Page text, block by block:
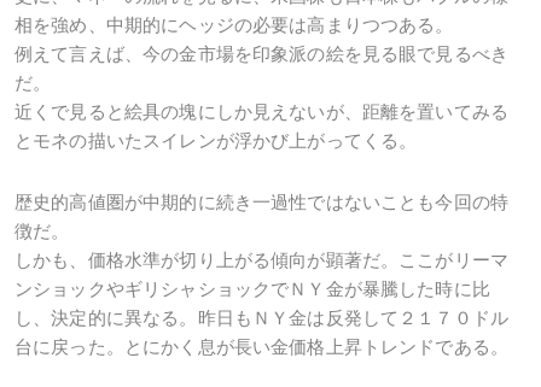
相を強め、中期的にヘッジの必要は高まりつつある。
例えて言えば、今の金市場を印象派の絵を見る眼で見るべき
だ。
近くで見ると絵具の塊にしか見えないが、距離を置いてみる
とモネの描いたスイレンが浮かび上がってくる。
歴史的高値圏が中期的に続き一過性ではないことも今回の特
徴だ。
しかも、価格水準が切り上がる傾向が顕著だ。ここがリーマ
ンショックやギリシャショックでＮＹ金が暴騰した時に比
し、決定的に異なる。昨日もＮＹ金は反発して２１７０ドル
台に戻った。とにかく息が長い金価格上昇トレンドである。